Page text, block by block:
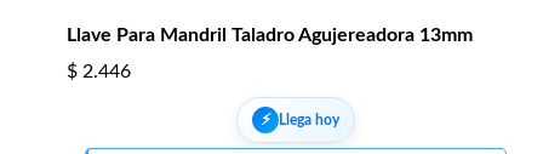
Llave Para Mandril Taladro Agujereadora 13mm
$ 2.446
⚡︎ Llega hoy